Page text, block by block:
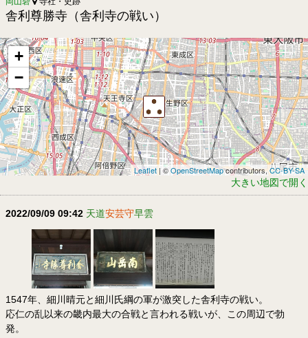
舎利尊勝寺（舎利寺の戦い）
+
−
Leaflet | ©OpenStreetMapcontributors,CC-BY-SA
大きい地図で開く
2022/09/09 09:42 天道安芸守早雲
1547年、細川晴元と細川氏綱の軍が激突した舎利寺の戦い。
応仁の乱以来の畿内最大の合戦と言われる戦いが、この周辺で勃
発。